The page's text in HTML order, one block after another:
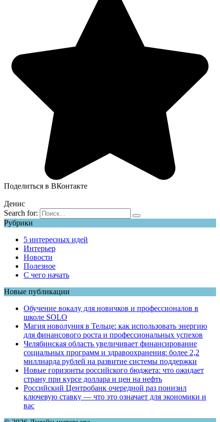
Поделиться в ВКонтакте
Денис
Search for:
Рубрики
5 интересных идей
Интерьер
Новости
Полезное
С чего начать
Новые публикации
Обучение вокалу для новичков и профессионалов в
школе SOLO
Магия новолуния в Тельце: как использовать энергию
для финансового роста и профессиональных успехов
Челябинская область увеличивает финансирование
социальных программ и здравоохранения: более 2,2
миллиарда рублей на развитие системы поддержки
Новые горизонты российского бюджета: что ожидает
страну при курсе доллара и цен на нефть
Российский Центробанк очередной раз понизил
ключевую ставку — что это означает для экономики и
вас